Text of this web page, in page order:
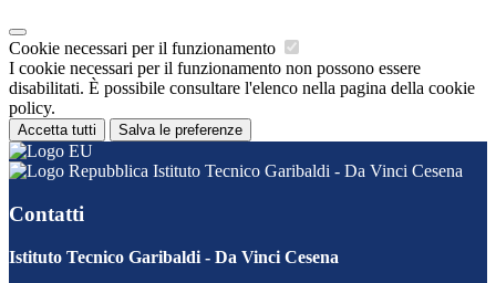
Cookie necessari per il funzionamento
I cookie necessari per il funzionamento non possono essere
disabilitati. È possibile consultare l'elenco nella pagina della cookie
policy.
Accetta tutti Salva le preferenze
Istituto Tecnico Garibaldi - Da Vinci Cesena
Contatti
Istituto Tecnico Garibaldi - Da Vinci Cesena